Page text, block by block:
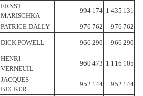
ERNST
MARISCHKA
994 174 1 435 131
PATRICE DALLY 976 762 976 762
DICK POWELL 966 290 966 290
HENRI
VERNEUIL
960 473 1 116 105
JACQUES
BECKER
952 144 952 144